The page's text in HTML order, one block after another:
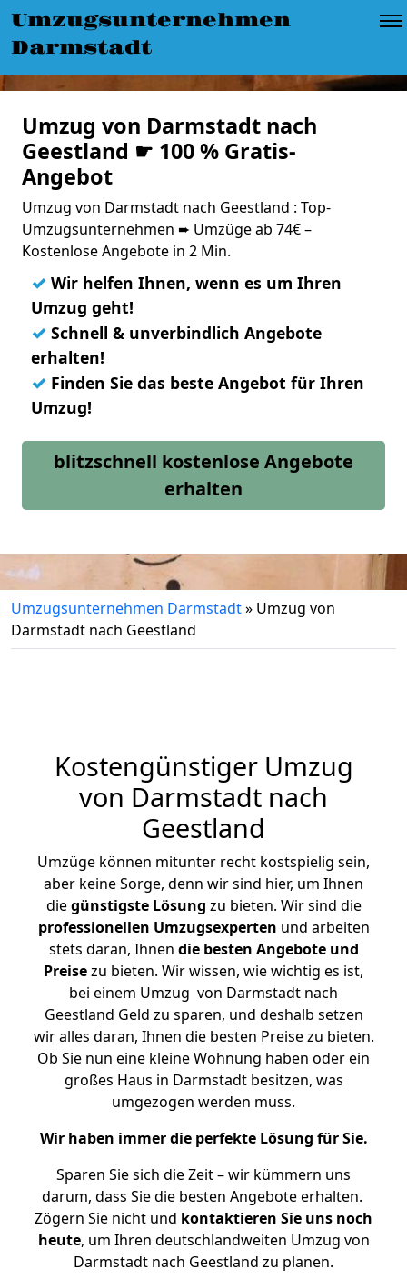
Umzugsunternehmen
Darmstadt
Umzug von Darmstadt nach
Geestland ☛ 100 % Gratis-
Angebot
Umzug von Darmstadt nach Geestland : Top-
Umzugsunternehmen ➨ Umzüge ab 74€ –
Kostenlose Angebote in 2 Min.
✓ Wir helfen Ihnen, wenn es um Ihren
Umzug geht!
✓ Schnell & unverbindlich Angebote
erhalten!
✓ Finden Sie das beste Angebot für Ihren
Umzug!
blitzschnell kostenlose Angebote
erhalten
Umzugsunternehmen Darmstadt» Umzug von
Darmstadt nach Geestland
Kostengünstiger Umzug
von Darmstadt nach
Geestland
Umzüge können mitunter recht kostspielig sein,
aber keine Sorge, denn wir sind hier, um Ihnen
diegünstigste Lösung zu bieten. Wir sind die
professionellen Umzugsexperten und arbeiten
stets daran, Ihnen die besten Angebote und
Preisezu bieten. Wir wissen, wie wichtig es ist,
bei einem Umzug von Darmstadt nach
Geestland Geld zu sparen, und deshalb setzen
wir alles daran, Ihnen die besten Preise zu bieten.
Ob Sie nun eine kleine Wohnung haben oder ein
großes Haus in Darmstadt besitzen, was
umgezogen werden muss.
Wir haben immer die perfekte Lösung für Sie.
Sparen Sie sich die Zeit – wir kümmern uns
darum, dass Sie die besten Angebote erhalten.
Zögern Sie nicht und kontaktieren Sie uns noch
heute, um Ihren deutschlandweiten Umzug von
Darmstadt nach Geestland zu planen.